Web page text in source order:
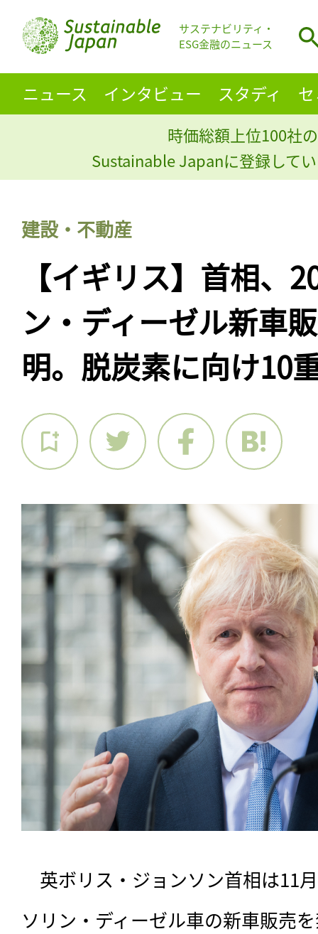
サステナビリティ・
ESG金融のニュース
ニュース インタビュー スタディ
時価総額上位100社
Sustainable Japanに登録して
建設・不動産
【イギリス】首相、
ン・ディーゼル新車
明。脱炭素に向け10
英ボリス・ジョンソン首相は11
ソリン・ディーゼル車の新車販売